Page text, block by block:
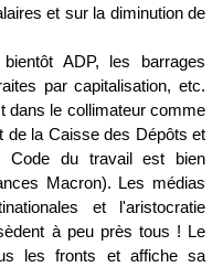
et sur la diminution de
ADP, les barrages
par capitalisation, etc.
dans le collimateur comme
de la Caisse des Dépôts et
Code du travail est bien
Macron). Les médias
et l'aristocratie
à peu près tous ! Le
les fronts et affiche sa